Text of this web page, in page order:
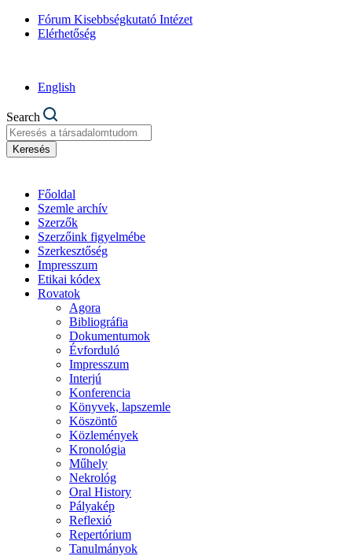
Fórum Kisebbségkutató Intézet
Elérhetőség
English
Search
Keresés
Főoldal
Szemle archív
Szerzők
Szerzőink figyelmébe
Szerkesztőség
Impresszum
Etikai kódex
Rovatok
Agora
Bibliográfia
Dokumentumok
Évforduló
Impresszum
Interjú
Konferencia
Könyvek, lapszemle
Köszöntő
Közlemények
Kronológia
Műhely
Nekrológ
Oral History
Pályakép
Reflexió
Repertórium
Tanulmányok